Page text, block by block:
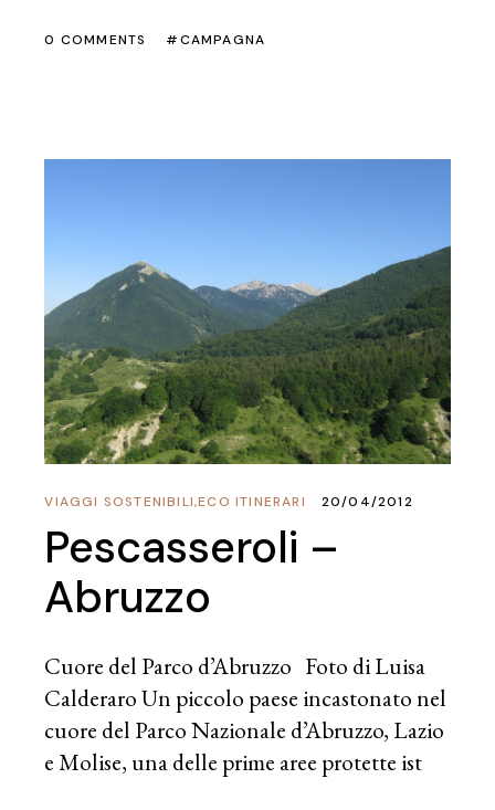
0 COMMENTS CAMPAGNA
ECO ITINERARI
,
VIAGGI SOSTENIBILI 20/04/2012
Pescasseroli –
Abruzzo
Cuore del Parco d’Abruzzo Foto di Luisa
Calderaro Un piccolo paese incastonato nel
cuore del Parco Nazionale d’Abruzzo, Lazio
e Molise, una delle prime aree protette ist